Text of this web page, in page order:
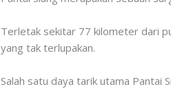
Terletak sekitar 77 kilometer dari
yang tak terlupakan.
Salah satu daya tarik utama Pantai